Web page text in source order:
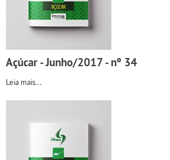
Açúcar - Junho/2017 - nº 34
Leia mais...